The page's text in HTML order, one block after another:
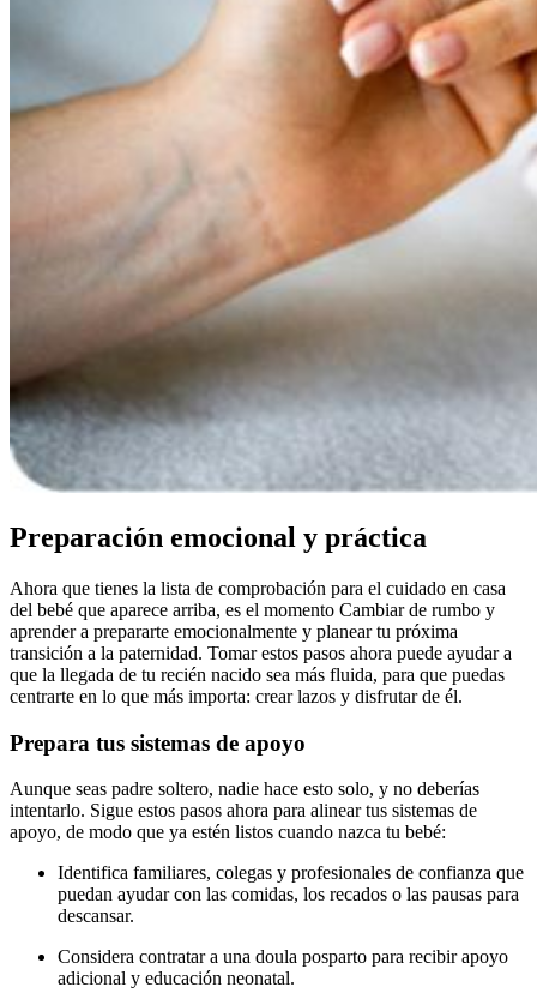
Preparación emocional y práctica
Ahora que tienes la lista de comprobación para el cuidado en casa
del bebé que aparece arriba, es el momento Cambiar de rumbo y
aprender a prepararte emocionalmente y planear tu próxima
transición a la paternidad. Tomar estos pasos ahora puede ayudar a
que la llegada de tu recién nacido sea más fluida, para que puedas
centrarte en lo que más importa: crear lazos y disfrutar de él.
Prepara tus sistemas de apoyo
Aunque seas padre soltero, nadie hace esto solo, y no deberías
intentarlo. Sigue estos pasos ahora para alinear tus sistemas de
apoyo, de modo que ya estén listos cuando nazca tu bebé:
Identifica familiares, colegas y profesionales de confianza que
puedan ayudar con las comidas, los recados o las pausas para
descansar.
Considera contratar a una doula posparto para recibir apoyo
adicional y educación neonatal.